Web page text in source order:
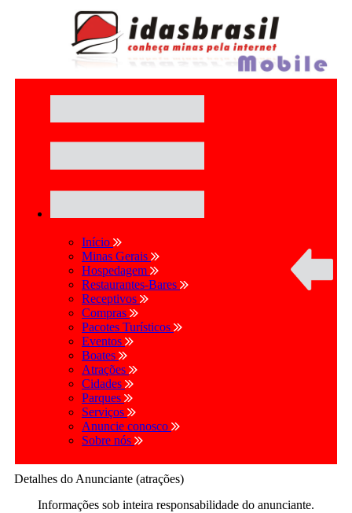
Início
Minas Gerais
Hospedagem
Restaurantes-Bares
Receptivos
Compras
Pacotes Turísticos
Eventos
Boates
Atrações
Cidades
Parques
Serviços
Anuncie conosco
Sobre nós
Detalhes do Anunciante (atrações)
Informações sob inteira responsabilidade do anunciante.